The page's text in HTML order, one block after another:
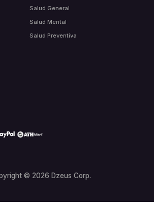
Salud General
Salud Mental
Salud Preventiva
© 2026 Dzeus Corp.